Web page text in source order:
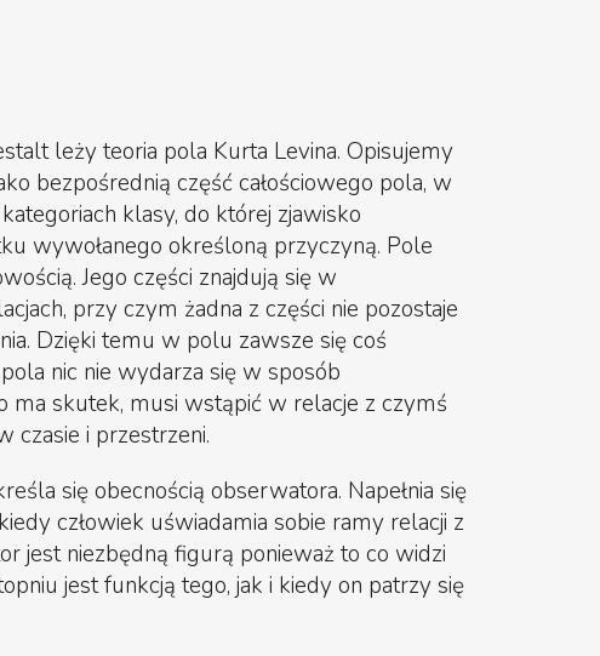
leży teoria pola Kurta Levina. Opisujemy
bezpośrednią część całościowego pola, w
klasy, do której zjawisko
wywołanego określoną przyczyną. Pole
Jego części znajdują się w
przy czym żadna z części nie pozostaje
Dzięki temu w polu zawsze się coś
nic nie wydarza się w sposób
ma skutek, musi wstąpić w relacje z czymś
czasie i przestrzeni.
się obecnością obserwatora. Napełnia się
człowiek uświadamia sobie ramy relacji z
jest niezbędną figurą ponieważ to co widzi
jest funkcją tego, jak i kiedy on patrzy się